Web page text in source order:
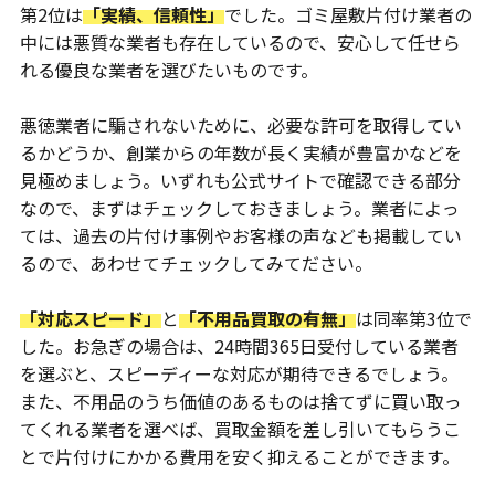
第2位は「実績、信頼性」でした。ゴミ屋敷片付け業者の
中には悪質な業者も存在しているので、安心して任せら
れる優良な業者を選びたいものです。
悪徳業者に騙されないために、必要な許可を取得してい
るかどうか、創業からの年数が長く実績が豊富かなどを
見極めましょう。いずれも公式サイトで確認できる部分
なので、まずはチェックしておきましょう。業者によっ
ては、過去の片付け事例やお客様の声なども掲載してい
るので、あわせてチェックしてみてださい。
「対応スピード」と「不用品買取の有無」は同率第3位で
した。お急ぎの場合は、24時間365日受付している業者
を選ぶと、スピーディーな対応が期待できるでしょう。
また、不用品のうち価値のあるものは捨てずに買い取っ
てくれる業者を選べば、買取金額を差し引いてもらうこ
とで片付けにかかる費用を安く抑えることができます。